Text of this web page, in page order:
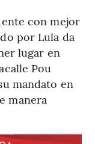
con mejor
por Lula da
lugar en
Pou
mandato en
manera